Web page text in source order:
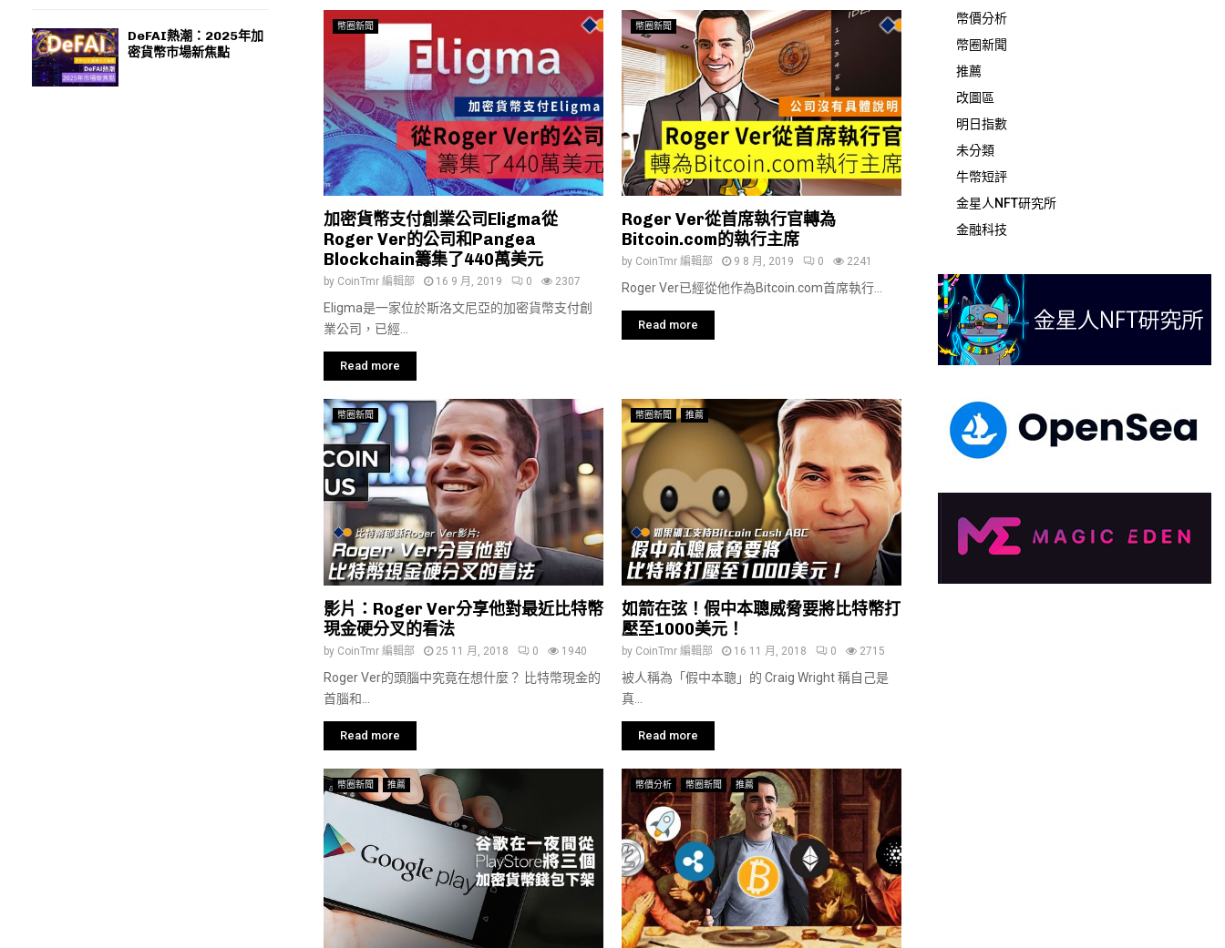
幣圈新聞
加密貨幣支付創業公司Eligma從
Roger Ver的公司和Pangea
Blockchain籌集了440萬美元
by CoinTmr 編輯部 16 9 月, 2019 0 2307
Eligma是一家位於斯洛文尼亞的加密貨幣支付創
業公司，已經...
Read more
幣圈新聞
Roger Ver從首席執行官轉為
Bitcoin.com的執行主席
by CoinTmr 編輯部 9 8 月, 2019 0 2241
Roger Ver已經從他作為Bitcoin.com首席執行...
Read more
幣圈新聞
影片：Roger Ver分享他對最近比特幣
現金硬分叉的看法
by CoinTmr 編輯部 25 11 月, 2018 0 1940
Roger Ver的頭腦中究竟在想什麼？ 比特幣現金的
首腦和...
Read more
幣圈新聞 推薦
如箭在弦！假中本聰威脅要將比特幣打
壓至1000美元！
by CoinTmr 編輯部 16 11 月, 2018 0 2715
被人稱為「假中本聰」的 Craig Wright 稱自己是
真...
Read more
幣圈新聞 推薦 幣價分析 幣圈新聞 推薦
DeFAI熱潮：2025年加
密貨幣市場新焦點
幣價分析
幣圈新聞
推薦
改圖區
明日指數
未分類
牛幣短評
金星人NFT研究所
金融科技